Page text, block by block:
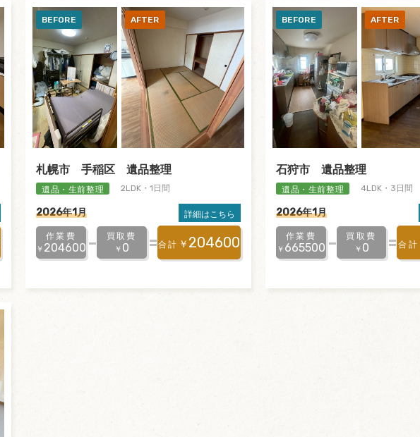
札幌市 手稲区 遺品整理
遺品・生前整理 2LDK・1日間
2026年1月
詳細はこちら
作業費
￥204600
買取費
￥0 合計 ￥ 204600
石狩市 遺品整理
遺品・生前整理 4LDK・3日間
2026年1月
作業費
￥665500
買取費
￥0 合計